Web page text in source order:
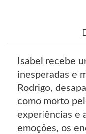
Isabel recebe
inesperadas e
Rodrigo,
como morto
experiências e
emoções, os